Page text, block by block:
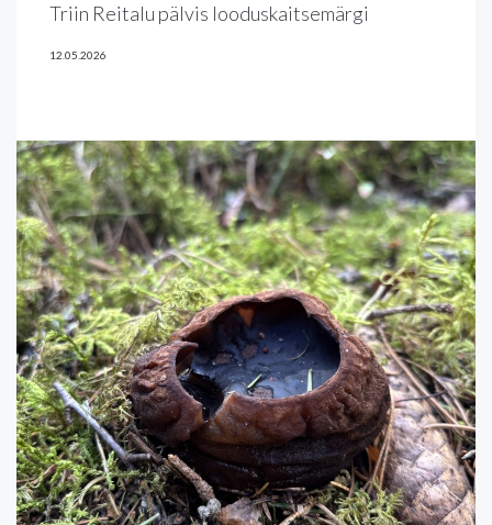
Triin Reitalu pälvis looduskaitsemärgi
12.05.2026